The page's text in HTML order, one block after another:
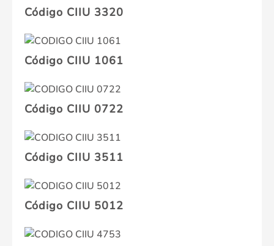
Código CIIU 3320
Código CIIU 1061
Código CIIU 0722
Código CIIU 3511
Código CIIU 5012